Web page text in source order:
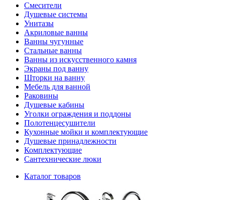
Смесители
Душевые системы
Унитазы
Акриловые ванны
Ванны чугунные
Стальные ванны
Ванны из искусственного камня
Экраны под ванну
Шторки на ванну
Мебель для ванной
Раковины
Душевые кабины
Уголки ограждения и поддоны
Полотенцесушители
Кухонные мойки и комплектующие
Душевые принадлежности
Комплектующие
Сантехнические люки
Каталог товаров